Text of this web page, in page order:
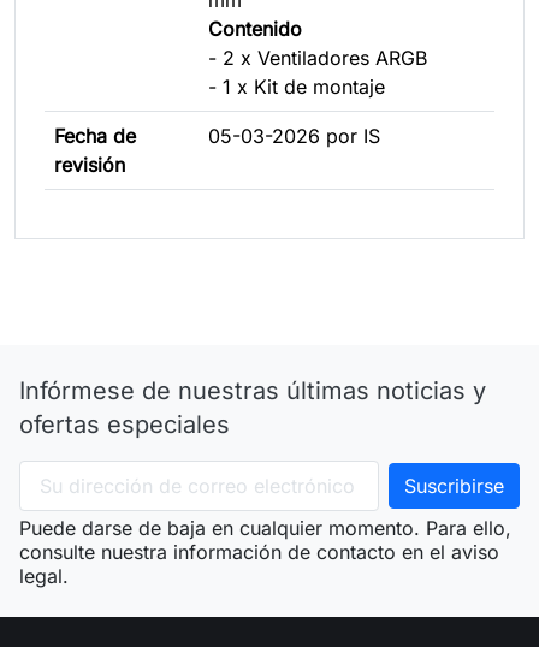
Contenido
- 2 x Ventiladores ARGB
- 1 x Kit de montaje
Fecha de
revisión
05-03-2026 por IS
Infórmese de nuestras últimas noticias y
ofertas especiales
Puede darse de baja en cualquier momento. Para ello,
consulte nuestra información de contacto en el aviso
legal.